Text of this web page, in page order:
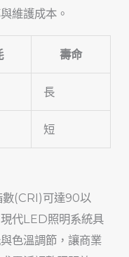
維護成本。
壽命
長
短
數(CRI)可達90以
代LED照明系統具
色溫調節，讓商業